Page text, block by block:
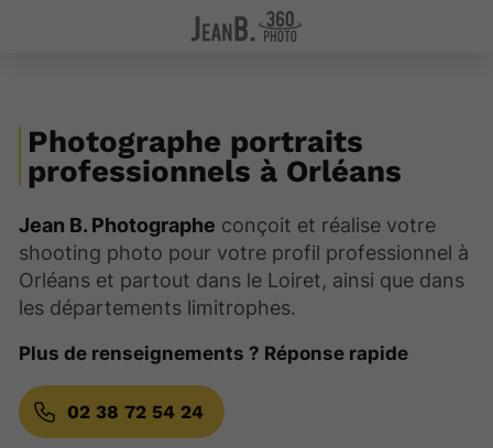
Photographe portraits
professionnels à Orléans
Jean B. Photographe conçoit et réalise votre
shooting photo pour votre profil professionnel à
Orléans et partout dans le Loiret, ainsi que dans
les départements limitrophes.
Plus de renseignements ? Réponse rapide
02 38 72 54 24